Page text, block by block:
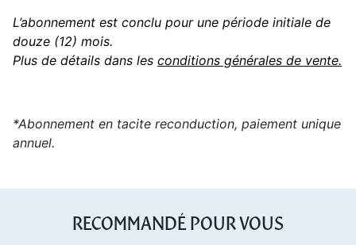
L’abonnement est conclu pour une période initiale de
douze (12) mois.
Plus de détails dans les conditions générales de vente.
*Abonnement en tacite reconduction, paiement unique
annuel.
RECOMMANDÉ POUR VOUS